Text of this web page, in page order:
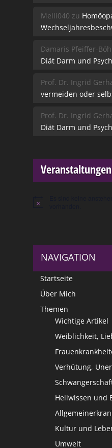
Melli040 zu
Damaris Pfeiffer-
Diät Darm und
Prof. Dr. Ingrid
vermeiden oder
Prof. Dr. Ingrid
Diät Darm und
Veranstaltungen
Hinweis
NAVIGATION
Startseite
Über Mich
Themen
Wichtige Artikel
Weiblichkeit,
Verhütung,
Heilwissen und
Kultur und
Umwelt